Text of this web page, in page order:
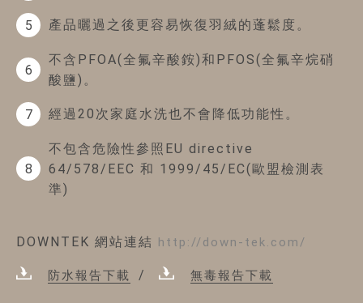
5 產品曬過之後更容易恢復羽絨的蓬鬆度。
6
不含PFOA(全氟辛酸銨)和PFOS(全氟辛烷硝
酸鹽)。
7 經過20次家庭水洗也不會降低功能性。
8
不包含危險性參照EU directive
64/578/EEC 和 1999/45/EC(歐盟檢測表
準)
DOWNTEK 網站連結 http://down-tek.com/
防水報告下載 無毒報告下載